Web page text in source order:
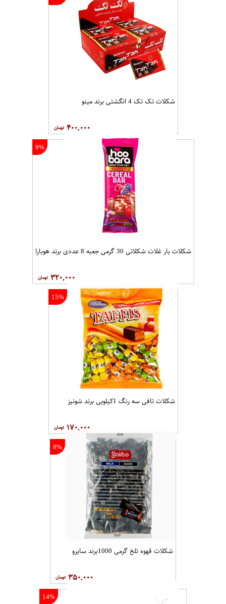
شکلات تک تک 4 انگشتی برند مینو
۴۰۰,۰۰۰
9%
شکلات بار غلات شکلاتی 30 گرمی جعبه 8 عددی برند هوبارا
۳۲۰,۰۰۰
15%
شکلات تافی سه رنگ 1کیلویی برند شونیز
۱۷۰,۰۰۰
8%
شکلات قهوه تلخ گرمی 1000برند سایرو
۳۵۰,۰۰۰
14%